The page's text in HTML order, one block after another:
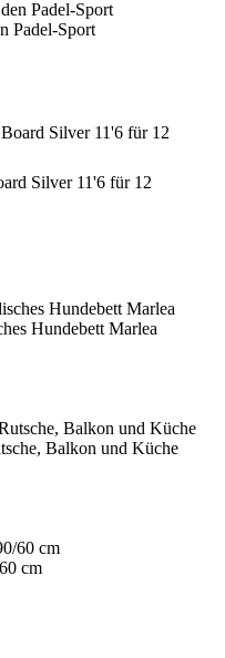
Padel-Sport
Silver 11'6 für 12
Hundebett Marlea
Balkon und Küche
cm